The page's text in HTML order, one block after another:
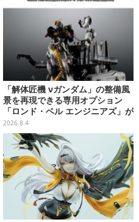
「解体匠機 νガンダム」の整備風
景を再現できる専用オプション
「ロンド・ベル エンジニアズ」が
抽選販売！応募期間は8月16日23
時まで
2026.8.4